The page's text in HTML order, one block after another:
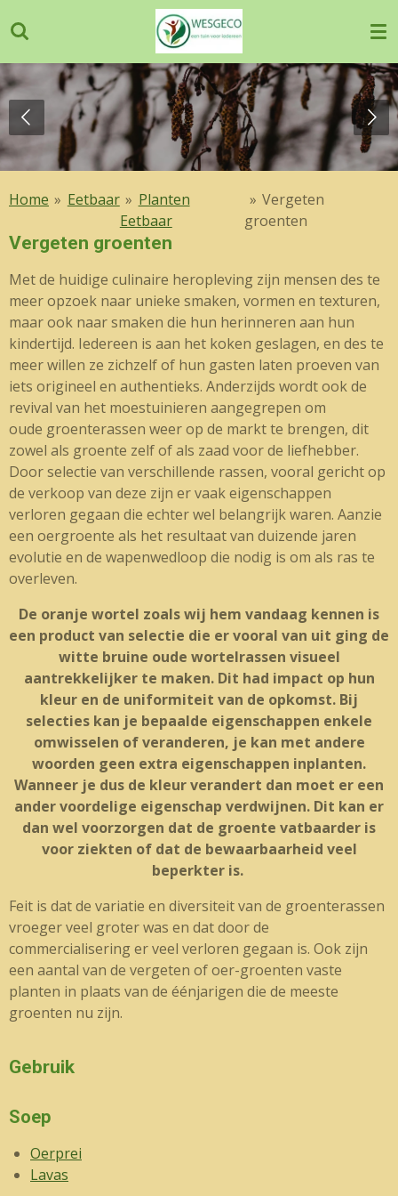
direct
naar
de
hoofdinhoud
Home » Eetbaar » Planten
Eetbaar
» Vergeten
groenten
Vergeten groenten
Met de huidige culinaire heropleving zijn mensen des te
meer opzoek naar unieke smaken, vormen en texturen,
maar ook naar smaken die hun herinneren aan hun
kindertijd. Iedereen is aan het koken geslagen, en des te
meer willen ze zichzelf of hun gasten laten proeven van
iets origineel en authentieks. Anderzijds wordt ook de
revival van het moestuinieren aangegrepen om
oude groenterassen weer op de markt te brengen, dit
zowel als groente zelf of als zaad voor de liefhebber.
Door selectie van verschillende rassen, vooral gericht op
de verkoop van deze zijn er vaak eigenschappen
verloren gegaan die echter wel belangrijk waren. Aanzie
een oergroente als het resultaat van duizende jaren
evolutie en de wapenwedloop die nodig is om als ras te
overleven.
De oranje wortel zoals wij hem vandaag kennen is
een product van selectie die er vooral van uit ging de
witte bruine oude wortelrassen visueel
aantrekkelijker te maken. Dit had impact op hun
kleur en de uniformiteit van de opkomst. Bij
selecties kan je bepaalde eigenschappen enkele
omwisselen of veranderen, je kan met andere
woorden geen extra eigenschappen inplanten.
Wanneer je dus de kleur verandert dan moet er een
ander voordelige eigenschap verdwijnen. Dit kan er
dan wel voorzorgen dat de groente vatbaarder is
voor ziekten of dat de bewaarbaarheid veel
beperkter is.
Feit is dat de variatie en diversiteit van de groenterassen
vroeger veel groter was en dat door de
commercialisering er veel verloren gegaan is. Ook zijn
een aantal van de vergeten of oer-groenten vaste
planten in plaats van de éénjarigen die de meeste
groenten nu zijn.
Gebruik
Soep
Oerprei
Lavas